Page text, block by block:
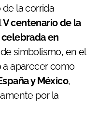
la corrida
V centenario de la
en
simbolismo, en el
a aparecer como
y México,
por la